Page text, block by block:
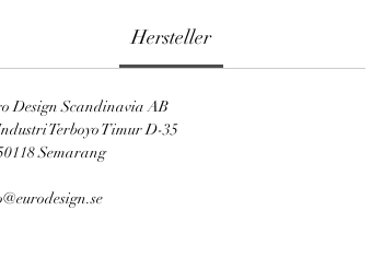
Hersteller
Design Scandinavia AB
Terboyo Timur D-35
Semarang